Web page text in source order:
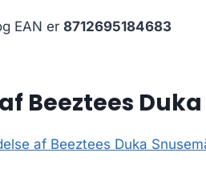
EAN er 8712695184683
Beeztees
af Beeztees Duka